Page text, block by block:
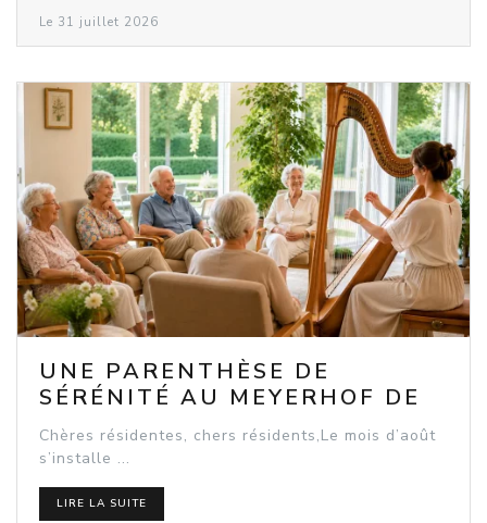
Le 31 juillet 2026
UNE PARENTHÈSE DE
SÉRÉNITÉ AU MEYERHOF DE
ROSHEIM
Chères résidentes, chers résidents,Le mois d’août
s’installe ...
LIRE LA SUITE